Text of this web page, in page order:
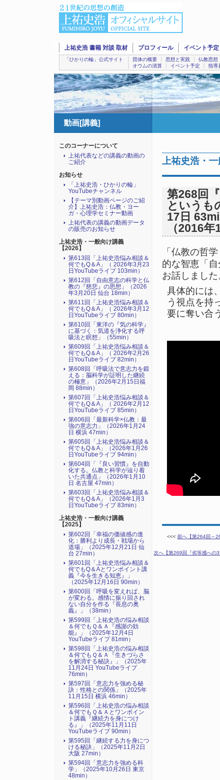
上祐史浩 書籍 対談 取材 プロフィール イベント予定
「ひかりの輪」公式サイト 団体の概要 思想と実践
仏教思想
オウムの清算
イベント予定 指導
動画[講義]
上祐史浩・
第268回
というも
17日
（2016
「仏教の哲
的な智恵「
お話しました
具体的には
う視点を持
要に奪い合
<<< 前へ【第264回～
次へ【第269回『劣等感への
このコーナーについて
上祐代表などの講義の動画の
ご紹介
お知らせ
「上祐史浩・ひかりの輪」
YouTubeチャンネル
【テーマ別動画ページのご紹
介】上祐史浩：仏教・ヨー
ガ・心理学セミナー動画
上祐代表の講義の動画データ
の販売のお知らせ
上祐史浩・一般向け講義
【2026】
第613回「上祐史浩悩み相談＆
何でもQ＆A」（ 2026年3月23
日YouTubeライブ 103min）
第612回「自由意志の科学と仏
教の『慈悲』の思想」（2026
年3月20日 仙台 18min）
第611回「上祐史浩悩み相談＆
何でもQ＆A」（ 2026年3月12
日YouTubeライブ 80min）
第610回「東洋の『気の科学』
に基づく：気道を浄化する呼
吸法と瞑想」（55min）
第609回「上祐史浩悩み相談＆
何でもQ＆A」（ 2026年2月26
日YouTubeライブ 82min）
第608回「呼吸法で意志力を鍛
える：脳科学が証明した継続
の極意」（2026年2月15日福
岡 88min）
第607回「上祐史浩悩み相談＆
何でもQ＆A」（ 2026年2月12
日YouTubeライブ 85min）
第606回「最新科学×仏教：最
強の意志力」（2026年1月24
日 横浜 47min）
第605回「上祐史浩悩み相談＆
何でもQ＆A」（2026年1月26
日YouTubeライブ 94min）
第604回「『良い習慣』を自動
化する。仏教と科学が辿り着
いた共通点」（2026年1月10
日 名古屋 47min）
第603回「上祐史浩悩み相談＆
何でもQ＆A」（2026年1月3
日YouTubeライブ 83min）
上祐史浩・一般向け講義
【2025】
第602回「幸福の価値感の進
化：勝利より成長・戦場から
道場」（2025年12月21日 仙
台 27min）
第601回「上祐史浩悩み相談＆
何でもQ＆Aとワンポイント講
義『今を生きる知恵』」
（2025年12月16日 90min）
第600回「呼吸を変えれば、脳
が変わる。感情に振り回され
ない自分を作る『長息の奥
義』」（38min）
第599回「上祐史浩の悩み相談
＆何でもＱ＆Ａ『感謝の効
能』」（2025年12月4日
YouTubeライブ 81min）
第598回「上祐史浩の悩み相談
＆何でもＱ＆Ａ『生きづらさ
を解消する秘訣』​」（2025年
11月24日 YouTubeライブ
76min）
第597回「意志力を強める秘
訣：性格との関係」（2025年
11月15日 横浜 46min）
第596回「上祐史浩の悩み相談
＆何でもＱ＆Ａとワンポイン
ト講義『継続力を身につけ
る』​」（2025年11月11日
YouTubeライブ 90min）
第595回「継続する力を身につ
ける秘訣」（2025年11月2日
大阪 27min）
第594回「意志力を強める科
学」（2025年10月26日 東京
48min）